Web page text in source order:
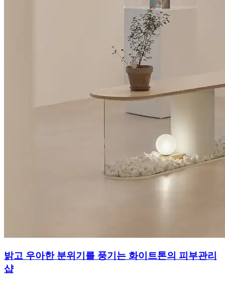
밝고 우아한 분위기를 풍기는 화이트톤의 피부관리
샵